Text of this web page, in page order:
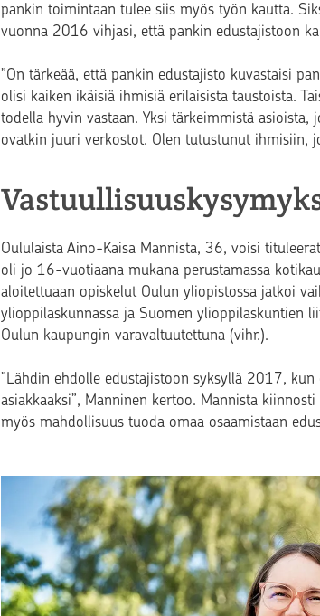
pankin toimintaan tulee siis myös työn kautta.
vuonna 2016 vihjasi, että pankin edustajistoon
”On tärkeää, että pankin edustajisto kuvastaisi
olisi kaiken ikäisiä ihmisiä erilaisista taustoista.
todella hyvin vastaan. Yksi tärkeimmistä
ovatkin juuri verkostot. Olen tutustunut ihmisiin,
Oululaista Aino-Kaisa Mannista, 36, voisi
oli jo 16-vuotiaana mukana perustamassa
aloitettuaan opiskelut Oulun yliopistossa jatkoi
ylioppilaskunnassa ja Suomen ylioppilaskuntien
Oulun kaupungin varavaltuutettuna (vihr.).
”Lähdin ehdolle edustajistoon syksyllä 2017,
asiakkaaksi”, Manninen kertoo. Mannista
myös mahdollisuus tuoda omaa osaamistaan